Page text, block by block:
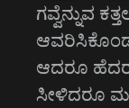
ಗವ್ವೆನ್ನುವ
ಆದರೂ
ಸೀಳಿದರೂ